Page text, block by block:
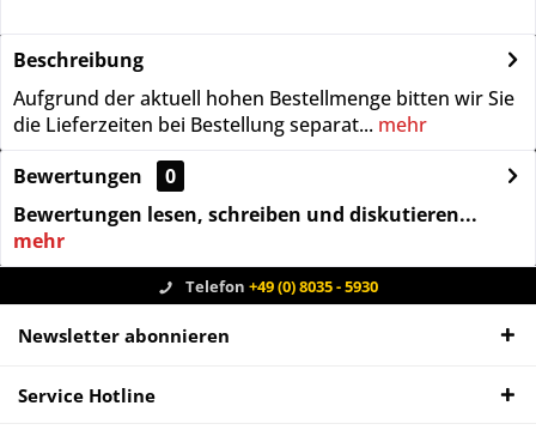
Beschreibung
Aufgrund der aktuell hohen Bestellmenge bitten wir Sie
die Lieferzeiten bei Bestellung separat... mehr
Bewertungen
0
Bewertungen lesen, schreiben und diskutieren...
mehr
Telefon +49 (0) 8035 - 5930
Newsletter abonnieren
Service Hotline